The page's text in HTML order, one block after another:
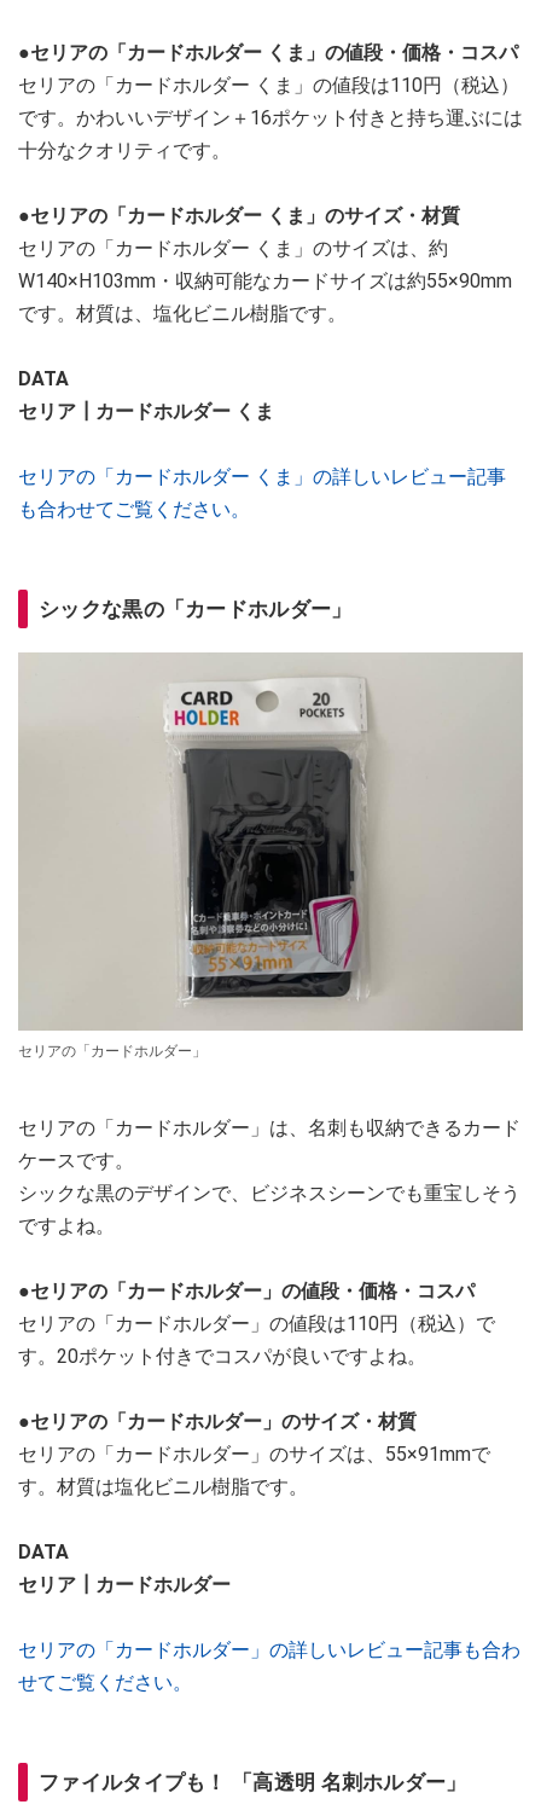
●セリアの「カードホルダー くま」の値段・価格・コスパ
セリアの「カードホルダー くま」の値段は110円（税込）
です。かわいいデザイン＋16ポケット付きと持ち運ぶには
十分なクオリティです。
●セリアの「カードホルダー くま」のサイズ・材質
セリアの「カードホルダー くま」のサイズは、約
W140×H103mm・収納可能なカードサイズは約55×90mm
です。材質は、塩化ビニル樹脂です。
DATA
セリア┃カードホルダー くま
セリアの「カードホルダー くま」の詳しいレビュー記事
も合わせてご覧ください。
シックな黒の「カードホルダー」
セリアの「カードホルダー」
セリアの「カードホルダー」は、名刺も収納できるカード
ケースです。
シックな黒のデザインで、ビジネスシーンでも重宝しそう
ですよね。
●セリアの「カードホルダー」の値段・価格・コスパ
セリアの「カードホルダー」の値段は110円（税込）で
す。20ポケット付きでコスパが良いですよね。
●セリアの「カードホルダー」のサイズ・材質
セリアの「カードホルダー」のサイズは、55×91mmで
す。材質は塩化ビニル樹脂です。
DATA
セリア┃カードホルダー
セリアの「カードホルダー」の詳しいレビュー記事も合わ
せてご覧ください。
ファイルタイプも！ 「高透明 名刺ホルダー」